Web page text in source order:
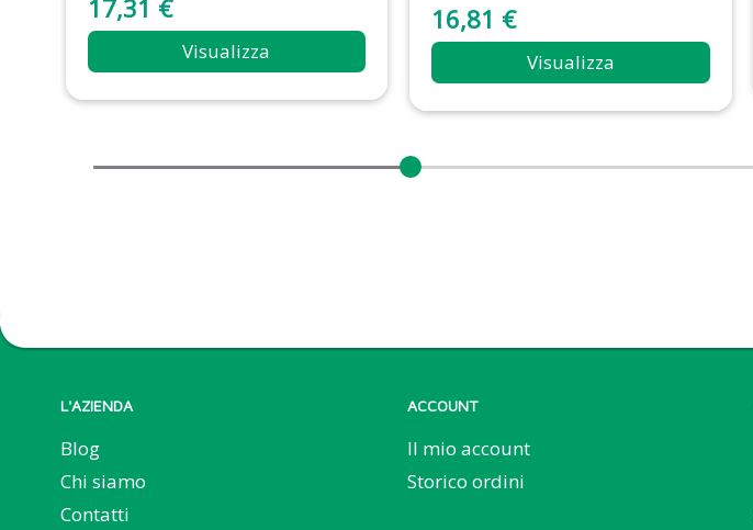
17,31 €
Visualizza
16,81 €
Visualizza
L'AZIENDA
Blog
Chi siamo
Contatti
ACCOUNT
Il mio account
Storico ordini